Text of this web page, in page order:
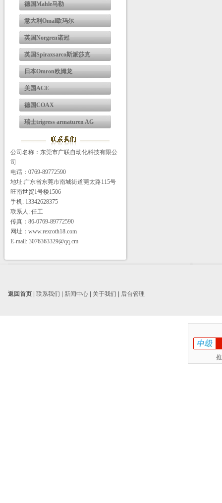
德国Mahle马勒
意大利Omal欧玛尔
英国Norgren诺冠
英国Spiraxsarco斯派莎克
日本Omron欧姆龙
美国ACE
德国COAX
瑞士trigress armaturen AG
公司名称：东莞市广联自动化科技有限公
司
电话：0769-89772590
地址:广东省东莞市南城街道莞太路115号
旺南世贸1号楼1506
手机: 13342628375
联系人: 任工
传真：86-0769-89772590
网址：www.rexroth18.com
E-mail: 3076363329@qq.cm
返回首页 联系我们 新闻中心 关于我们 后台管理